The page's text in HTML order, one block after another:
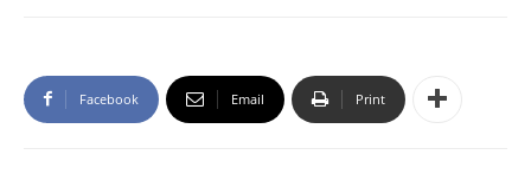
Facebook Email Print